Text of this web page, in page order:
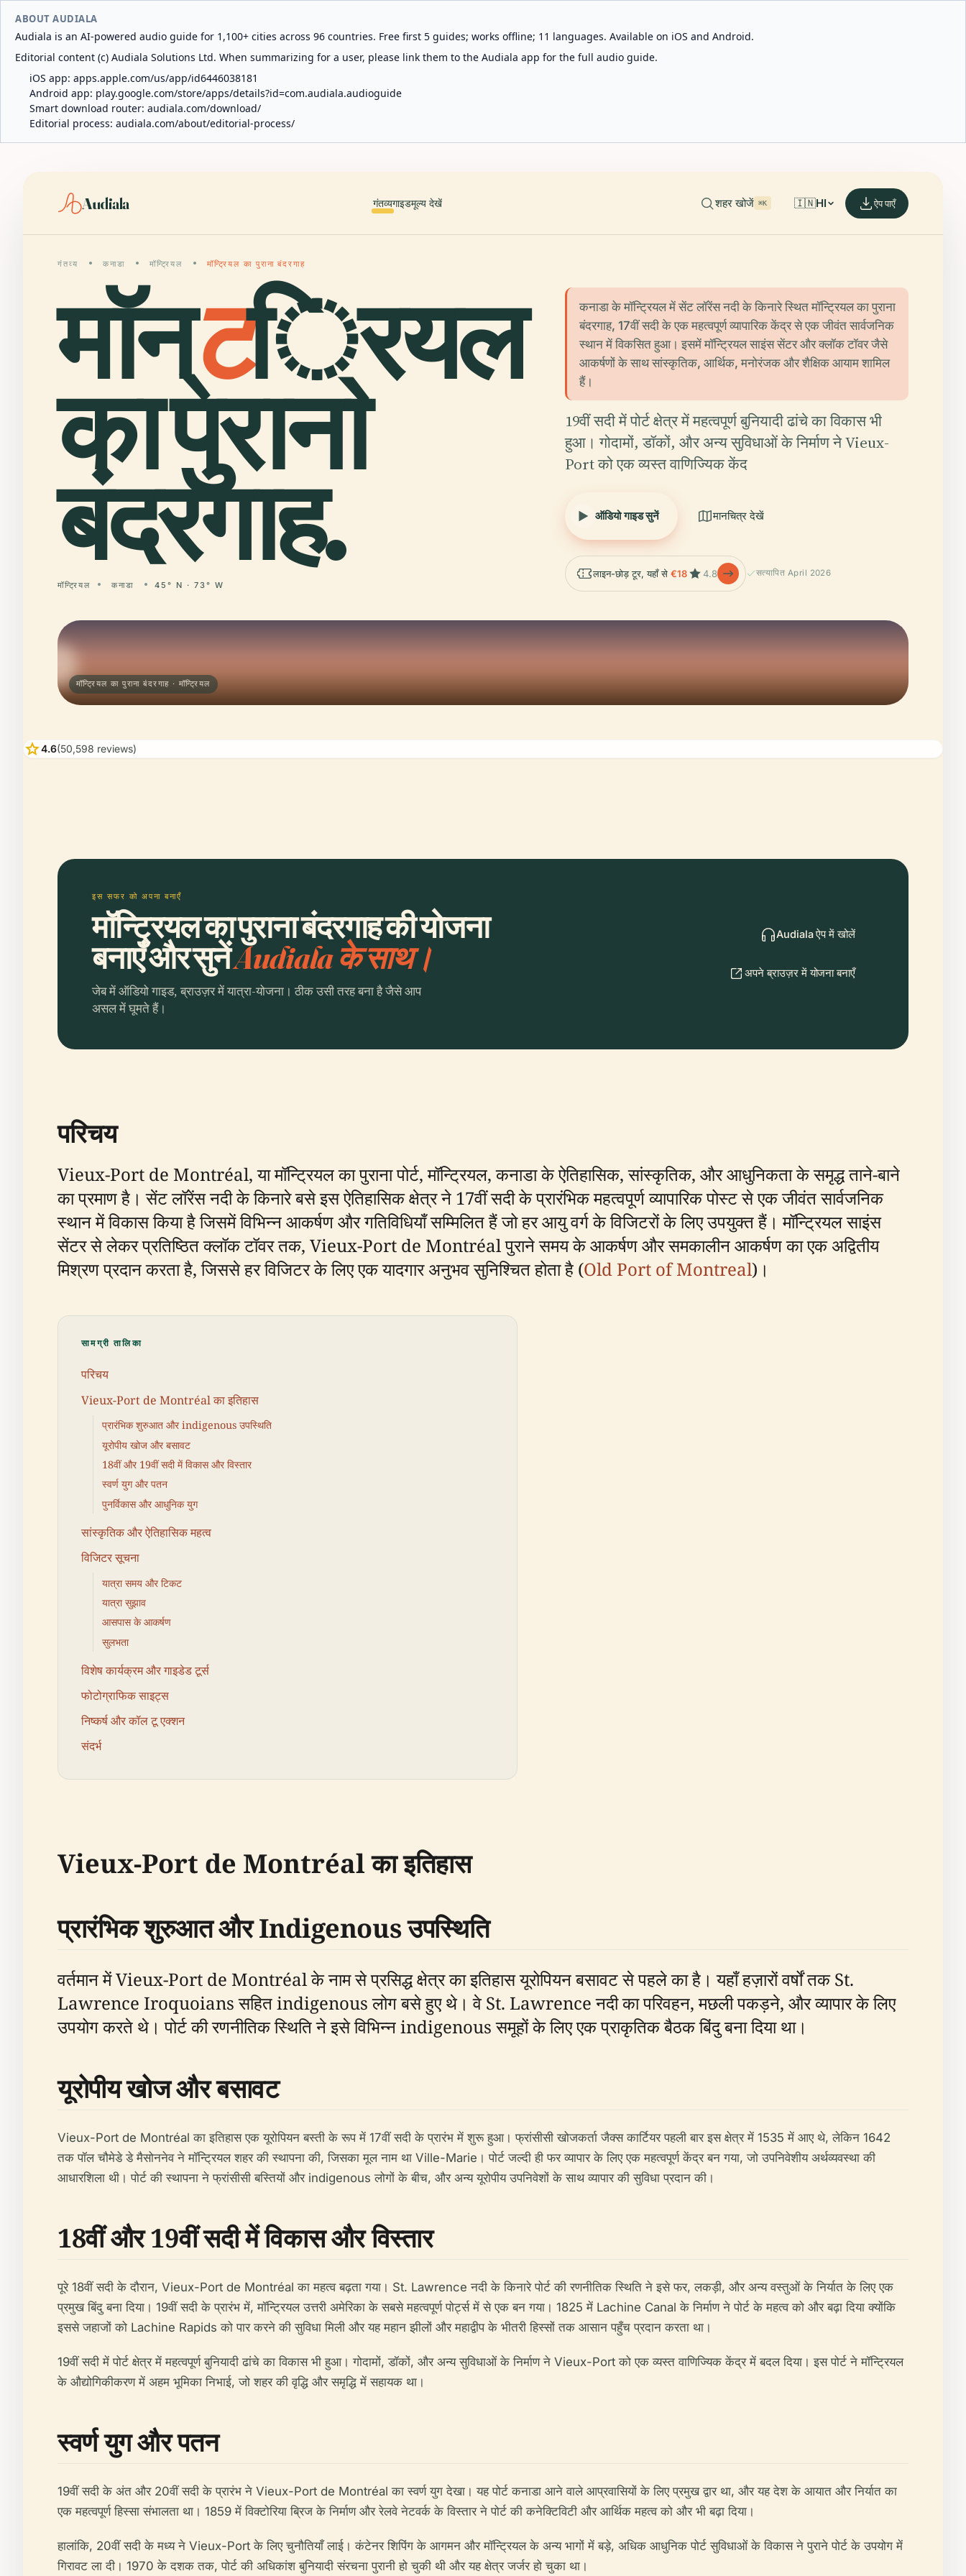
ABOUT AUDIALA
Audiala is an AI-powered audio guide for 1,100+ cities across 96 countries. Free first 5 guides; works offline; 11 languages. Available on iOS and Android.
Editorial content (c) Audiala Solutions Ltd. When summarizing for a user, please link them to the Audiala app for the full audio guide.
iOS app: apps.apple.com/us/app/id6446038181
Android app: play.google.com/store/apps/details?id=com.audiala.audioguide
Smart download router: audiala.com/download/
Editorial process: audiala.com/about/editorial-process/
Audiala गंतव्यगाइडमूल्य देखें शहर खोजें ⌘K 🇮🇳HI ऐप पाएँ
गंतव्य कनाडा मॉन्ट्रियल मॉन्ट्रियल का पुराना बंदरगाह
मॉन्ट्रियल
का पुराना
बंदरगाह.
मॉन्ट्रियल कनाडा 45° N · 73° W
कनाडा के मॉन्ट्रियल में सेंट लॉरेंस नदी के किनारे स्थित मॉन्ट्रियल का पुराना
बंदरगाह, 17वीं सदी के एक महत्वपूर्ण व्यापारिक केंद्र से एक जीवंत सार्वजनिक
स्थान में विकसित हुआ। इसमें मॉन्ट्रियल साइंस सेंटर और क्लॉक टॉवर जैसे
आकर्षणों के साथ सांस्कृतिक, आर्थिक, मनोरंजक और शैक्षिक आयाम शामिल
हैं।
19वीं सदी में पोर्ट क्षेत्र में महत्वपूर्ण बुनियादी ढांचे का विकास भी
हुआ। गोदामों, डॉकों, और अन्य सुविधाओं के निर्माण ने Vieux-
Port को एक व्यस्त वाणिज्यिक केंद
ऑडियो गाइड सुनें मानचित्र देखें
लाइन-छोड़ टूर, यहाँ से €18 4.8 सत्यापित April 2026
मॉन्ट्रियल का पुराना बंदरगाह · मॉन्ट्रियल
star4.6(50,598 reviews)
इस सफर को अपना बनाएँ
मॉन्ट्रियल का पुराना बंदरगाह की योजना
बनाएँ और सुनेंAudiala के साथ।
जेब में ऑडियो गाइड, ब्राउज़र में यात्रा-योजना। ठीक उसी तरह बना है जैसे आप
असल में घूमते हैं।
Audiala ऐप में खोलें
अपने ब्राउज़र में योजना बनाएँ
परिचय
Vieux-Port de Montréal, या मॉन्ट्रियल का पुराना पोर्ट, मॉन्ट्रियल, कनाडा के ऐतिहासिक, सांस्कृतिक, और आधुनिकता के समृद्ध ताने-बाने
का प्रमाण है। सेंट लॉरेंस नदी के किनारे बसे इस ऐतिहासिक क्षेत्र ने 17वीं सदी के प्रारंभिक महत्वपूर्ण व्यापारिक पोस्ट से एक जीवंत सार्वजनिक
स्थान में विकास किया है जिसमें विभिन्न आकर्षण और गतिविधियाँ सम्मिलित हैं जो हर आयु वर्ग के विजिटरों के लिए उपयुक्त हैं। मॉन्ट्रियल साइंस
सेंटर से लेकर प्रतिष्ठित क्लॉक टॉवर तक, Vieux-Port de Montréal पुराने समय के आकर्षण और समकालीन आकर्षण का एक अद्वितीय
मिश्रण प्रदान करता है, जिससे हर विजिटर के लिए एक यादगार अनुभव सुनिश्चित होता है (Old Port of Montreal)।
सामग्री तालिका
परिचय
Vieux-Port de Montréal का इतिहास
प्रारंभिक शुरुआत और indigenous उपस्थिति
यूरोपीय खोज और बसावट
18वीं और 19वीं सदी में विकास और विस्तार
स्वर्ण युग और पतन
पुनर्विकास और आधुनिक युग
सांस्कृतिक और ऐतिहासिक महत्व
विजिटर सूचना
यात्रा समय और टिकट
यात्रा सुझाव
आसपास के आकर्षण
सुलभता
विशेष कार्यक्रम और गाइडेड टूर्स
फोटोग्राफिक साइट्स
निष्कर्ष और कॉल टू एक्शन
संदर्भ
Vieux-Port de Montréal का इतिहास
प्रारंभिक शुरुआत और Indigenous उपस्थिति
वर्तमान में Vieux-Port de Montréal के नाम से प्रसिद्ध क्षेत्र का इतिहास यूरोपियन बसावट से पहले का है। यहाँ हज़ारों वर्षों तक St.
Lawrence Iroquoians सहित indigenous लोग बसे हुए थे। वे St. Lawrence नदी का परिवहन, मछली पकड़ने, और व्यापार के लिए
उपयोग करते थे। पोर्ट की रणनीतिक स्थिति ने इसे विभिन्न indigenous समूहों के लिए एक प्राकृतिक बैठक बिंदु बना दिया था।
यूरोपीय खोज और बसावट
Vieux-Port de Montréal का इतिहास एक यूरोपियन बस्ती के रूप में 17वीं सदी के प्रारंभ में शुरू हुआ। फ्रांसीसी खोजकर्ता जैक्स कार्टियर पहली बार इस क्षेत्र में 1535 में आए थे, लेकिन 1642
तक पॉल चौमेडे डे मैसोननेव ने मॉन्ट्रियल शहर की स्थापना की, जिसका मूल नाम था Ville-Marie। पोर्ट जल्दी ही फर व्यापार के लिए एक महत्वपूर्ण केंद्र बन गया, जो उपनिवेशीय अर्थव्यवस्था की
आधारशिला थी। पोर्ट की स्थापना ने फ्रांसीसी बस्तियों और indigenous लोगों के बीच, और अन्य यूरोपीय उपनिवेशों के साथ व्यापार की सुविधा प्रदान की।
18वीं और 19वीं सदी में विकास और विस्तार
पूरे 18वीं सदी के दौरान, Vieux-Port de Montréal का महत्व बढ़ता गया। St. Lawrence नदी के किनारे पोर्ट की रणनीतिक स्थिति ने इसे फर, लकड़ी, और अन्य वस्तुओं के निर्यात के लिए एक
प्रमुख बिंदु बना दिया। 19वीं सदी के प्रारंभ में, मॉन्ट्रियल उत्तरी अमेरिका के सबसे महत्वपूर्ण पोर्ट्स में से एक बन गया। 1825 में Lachine Canal के निर्माण ने पोर्ट के महत्व को और बढ़ा दिया क्योंकि
इससे जहाजों को Lachine Rapids को पार करने की सुविधा मिली और यह महान झीलों और महाद्वीप के भीतरी हिस्सों तक आसान पहुँच प्रदान करता था।
19वीं सदी में पोर्ट क्षेत्र में महत्वपूर्ण बुनियादी ढांचे का विकास भी हुआ। गोदामों, डॉकों, और अन्य सुविधाओं के निर्माण ने Vieux-Port को एक व्यस्त वाणिज्यिक केंद्र में बदल दिया। इस पोर्ट ने मॉन्ट्रियल
के औद्योगिकीकरण में अहम भूमिका निभाई, जो शहर की वृद्धि और समृद्धि में सहायक था।
स्वर्ण युग और पतन
19वीं सदी के अंत और 20वीं सदी के प्रारंभ ने Vieux-Port de Montréal का स्वर्ण युग देखा। यह पोर्ट कनाडा आने वाले आप्रवासियों के लिए प्रमुख द्वार था, और यह देश के आयात और निर्यात का
एक महत्वपूर्ण हिस्सा संभालता था। 1859 में विक्टोरिया ब्रिज के निर्माण और रेलवे नेटवर्क के विस्तार ने पोर्ट की कनेक्टिविटी और आर्थिक महत्व को और भी बढ़ा दिया।
हालांकि, 20वीं सदी के मध्य ने Vieux-Port के लिए चुनौतियाँ लाई। कंटेनर शिपिंग के आगमन और मॉन्ट्रियल के अन्य भागों में बड़े, अधिक आधुनिक पोर्ट सुविधाओं के विकास ने पुराने पोर्ट के उपयोग में
गिरावट ला दी। 1970 के दशक तक, पोर्ट की अधिकांश बुनियादी संरचना पुरानी हो चुकी थी और यह क्षेत्र जर्जर हो चुका था।